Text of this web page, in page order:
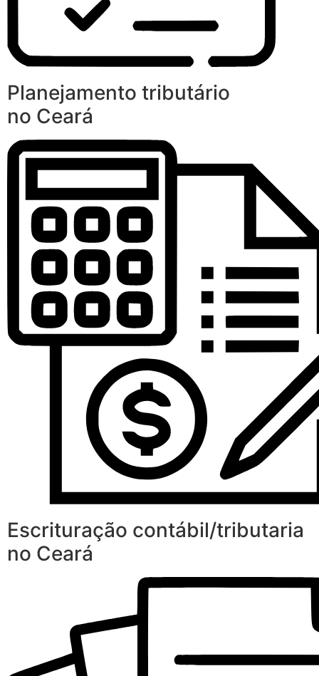
Planejamento tributário
no Ceará
Escrituração contábil/tributaria
no Ceará